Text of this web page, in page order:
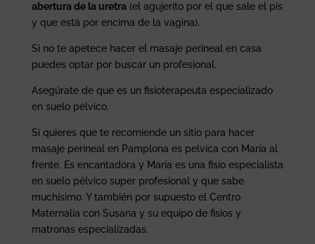
abertura de la uretra(el agujerito por el que sale el pis
y que está por encima de la vagina).
Si no te apetece hacer el masaje perineal en casa
puedes optar por buscar un profesional.
Asegúrate de que es un fisioterapeuta especializado
en suelo pélvico.
Si quieres que te recomiende un sitio para hacer
masaje perineal en Pamplona es pelvica con María al
frente. Es encantadora y María es una fisio especialista
en suelo pélvico super profesional y que sabe
muchísimo. Y también por supuesto el Centro
Maternalia con Susana y su equipo de fisios y
matronas especializadas.